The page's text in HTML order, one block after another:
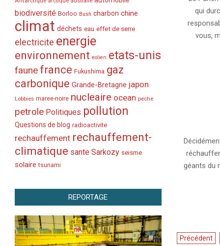
qui
vous,
géants du
Précédent
biodiversité Borloo Bush charbon chine
climat déchets eau effet de serre
electricite energie
environnement eolien etats-unis
faune france Fukushima gaz
carbonique Grande-Bretagne japon
Lobbies maree-noire nucleaire ocean peche
petrole Politiques pollution
Questions de blog radioactivite
rechauffement rechauffement-
climatique sante Sarkozy seisme
solaire tsunami
REPORTAGE